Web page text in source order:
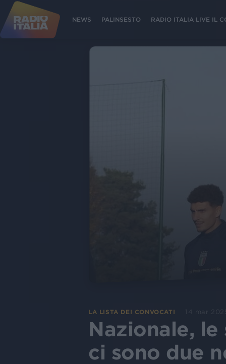
NEWS PALINSESTO RADIO ITALIA LIVE IL
LA LISTA DEI CONVOCATI 14 mar
Nazionale,
ci sono due